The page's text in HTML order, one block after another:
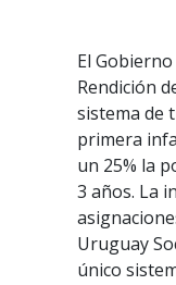
El
Rendición
sistema de
primera
un 25% la
3 años. La
Uruguay
único